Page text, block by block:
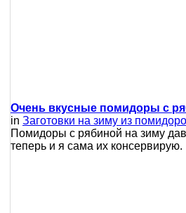
Очень вкусные помидоры с
in Заготовки на зиму из
Помидоры с рябиной на зиму
теперь и я сама их консервирую.